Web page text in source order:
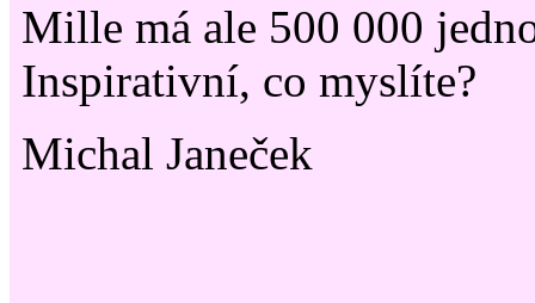
Mille má ale 500 000
Inspirativní, co myslíte?
Michal Janeček